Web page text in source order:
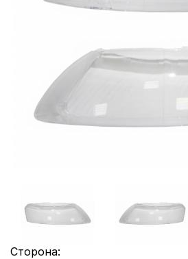
Сторона: